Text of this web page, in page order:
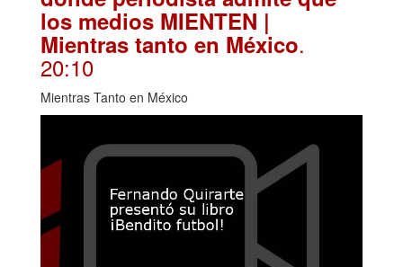
los medios MIENTEN |
Mientras tanto en México.
20:10
Mientras Tanto en México